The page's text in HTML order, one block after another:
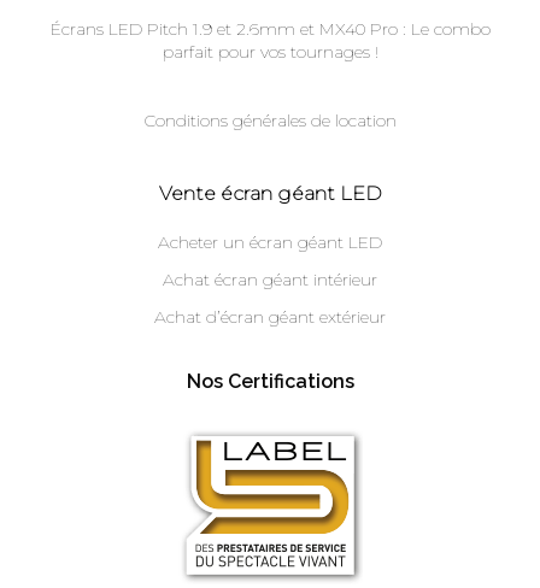
Écrans LED Pitch 1.9 et 2.6mm et MX40 Pro : Le combo
parfait pour vos tournages !
Conditions générales de location
Vente écran géant LED
Acheter un écran géant LED
Achat écran géant intérieur
Achat d’écran géant extérieur
Nos Certifications